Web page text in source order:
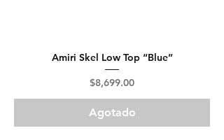
Amiri Skel Low Top “Blue”
Precio
$8,699.00
Agotado